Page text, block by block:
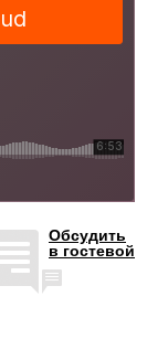
Обсудить
в гостевой